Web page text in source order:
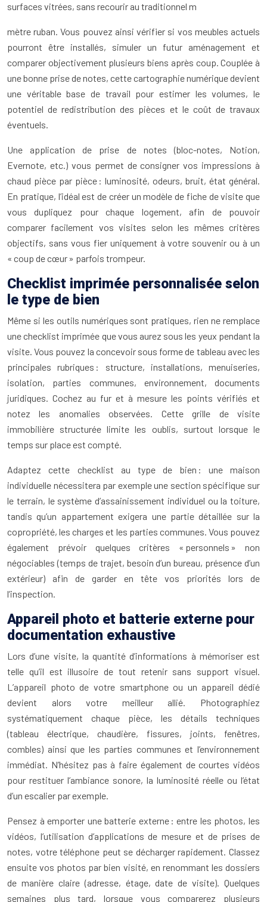
surfaces vitrées, sans recourir au traditionnel m
mètre ruban. Vous pouvez ainsi vérifier si vos meubles actuels
pourront être installés, simuler un futur aménagement et
comparer objectivement plusieurs biens après coup. Couplée à
une bonne prise de notes, cette cartographie numérique devient
une véritable base de travail pour estimer les volumes, le
potentiel de redistribution des pièces et le coût de travaux
éventuels.
Une application de prise de notes (bloc-notes, Notion,
Evernote, etc.) vous permet de consigner vos impressions à
chaud pièce par pièce : luminosité, odeurs, bruit, état général.
En pratique, l’idéal est de créer un modèle de fiche de visite que
vous dupliquez pour chaque logement, afin de pouvoir
comparer facilement vos visites selon les mêmes critères
objectifs, sans vous fier uniquement à votre souvenir ou à un
« coup de cœur » parfois trompeur.
Checklist imprimée personnalisée selon
le type de bien
Même si les outils numériques sont pratiques, rien ne remplace
une checklist imprimée que vous aurez sous les yeux pendant la
visite. Vous pouvez la concevoir sous forme de tableau avec les
principales rubriques : structure, installations, menuiseries,
isolation, parties communes, environnement, documents
juridiques. Cochez au fur et à mesure les points vérifiés et
notez les anomalies observées. Cette grille de visite
immobilière structurée limite les oublis, surtout lorsque le
temps sur place est compté.
Adaptez cette checklist au type de bien : une maison
individuelle nécessitera par exemple une section spécifique sur
le terrain, le système d’assainissement individuel ou la toiture,
tandis qu’un appartement exigera une partie détaillée sur la
copropriété, les charges et les parties communes. Vous pouvez
également prévoir quelques critères « personnels » non
négociables (temps de trajet, besoin d’un bureau, présence d’un
extérieur) afin de garder en tête vos priorités lors de
l’inspection.
Appareil photo et batterie externe pour
documentation exhaustive
Lors d’une visite, la quantité d’informations à mémoriser est
telle qu’il est illusoire de tout retenir sans support visuel.
L’appareil photo de votre smartphone ou un appareil dédié
devient alors votre meilleur allié. Photographiez
systématiquement chaque pièce, les détails techniques
(tableau électrique, chaudière, fissures, joints, fenêtres,
combles) ainsi que les parties communes et l’environnement
immédiat. N’hésitez pas à faire également de courtes vidéos
pour restituer l’ambiance sonore, la luminosité réelle ou l’état
d’un escalier par exemple.
Pensez à emporter une batterie externe : entre les photos, les
vidéos, l’utilisation d’applications de mesure et de prises de
notes, votre téléphone peut se décharger rapidement. Classez
ensuite vos photos par bien visité, en renommant les dossiers
de manière claire (adresse, étage, date de visite). Quelques
semaines plus tard, lorsque vous comparerez plusieurs